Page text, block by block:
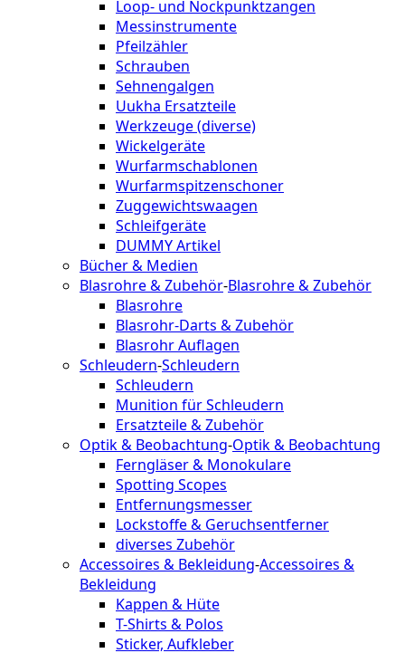
Loop- und Nockpunktzangen
Messinstrumente
Pfeilzähler
Schrauben
Sehnengalgen
Uukha Ersatzteile
Werkzeuge (diverse)
Wickelgeräte
Wurfarmschablonen
Wurfarmspitzenschoner
Zuggewichtswaagen
Schleifgeräte
DUMMY Artikel
Bücher & Medien
Blasrohre & Zubehör-Blasrohre & Zubehör
Blasrohre
Blasrohr-Darts & Zubehör
Blasrohr Auflagen
Schleudern-Schleudern
Schleudern
Munition für Schleudern
Ersatzteile & Zubehör
Optik & Beobachtung-Optik & Beobachtung
Ferngläser & Monokulare
Spotting Scopes
Entfernungsmesser
Lockstoffe & Geruchsentferner
diverses Zubehör
Accessoires & Bekleidung-Accessoires &
Bekleidung
Kappen & Hüte
T-Shirts & Polos
Sticker, Aufkleber